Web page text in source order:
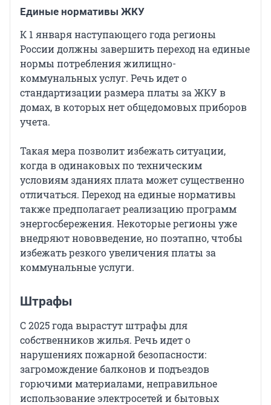
Единые нормативы ЖКУ
К 1 января наступающего года регионы
России должны завершить переход на единые
нормы потребления жилищно-
коммунальных услуг. Речь идет о
стандартизации размера платы за ЖКУ в
домах, в которых нет общедомовых приборов
учета.
Такая мера позволит избежать ситуации,
когда в одинаковых по техническим
условиям зданиях плата может существенно
отличаться. Переход на единые нормативы
также предполагает реализацию программ
энергосбережения. Некоторые регионы уже
внедряют нововведение, но поэтапно, чтобы
избежать резкого увеличения платы за
коммунальные услуги.
Штрафы
С 2025 года вырастут штрафы для
собственников жилья. Речь идет о
нарушениях пожарной безопасности:
загромождение балконов и подъездов
горючими материалами, неправильное
использование электросетей и бытовых